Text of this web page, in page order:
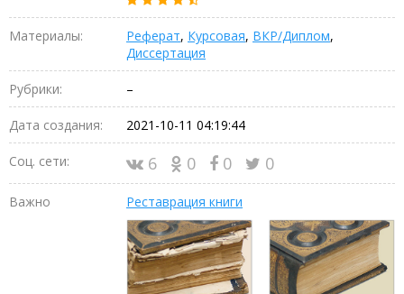
Материалы: Реферат, Курсовая, ВКР/Диплом,
Диссертация
Рубрики: –
Дата создания: 2021-10-11 04:19:44
Соц. сети: 6 0 0 0
Важно Реставрация книги